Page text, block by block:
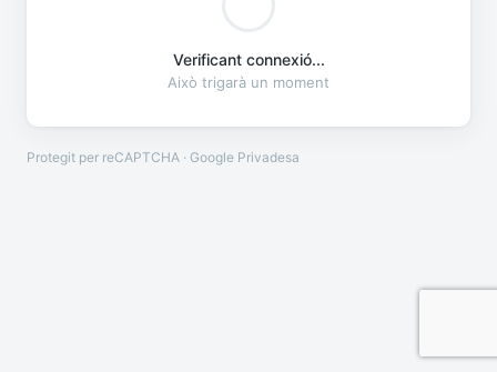
Verificant connexió...
Això trigarà un moment
Protegit per reCAPTCHA · Google Privadesa